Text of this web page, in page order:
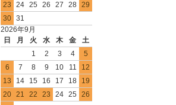
23
24 25 26 27 28 29
30 31
2026年9月
日
月 火 水 木 金
土
1
2 3 4
5
6
7 8 9 10 11
12
13
14 15 16 17 18
19
20 21 22 23 24 25
26